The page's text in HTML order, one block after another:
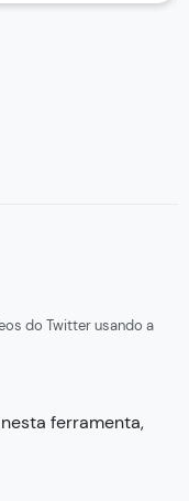
do Twitter usando a
ferramenta,